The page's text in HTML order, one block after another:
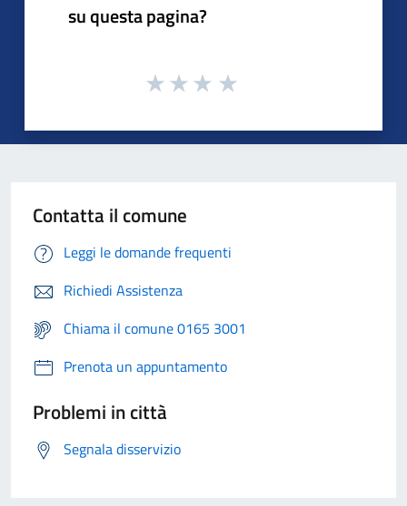
su questa pagina?
Contatta il comune
Leggi le domande frequenti
Richiedi Assistenza
Chiama il comune 0165 3001
Prenota un appuntamento
Problemi in città
Segnala disservizio